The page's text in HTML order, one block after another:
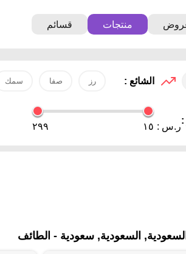
منتجات قسائم
الشائع : رز صفا سمك
:
ر.س : ١٥ ٢٩٩
السعودية, سعودية - الطائف